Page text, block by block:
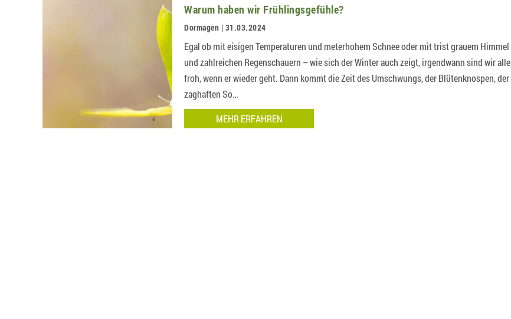
Warum haben wir Frühlingsgefühle?
Dormagen | 31.03.2024
Egal ob mit eisigen Temperaturen und meterhohem Schnee oder mit trist grauem Himmel
und zahlreichen Regenschauern – wie sich der Winter auch zeigt, irgendwann sind wir alle
froh, wenn er wieder geht. Dann kommt die Zeit des Umschwungs, der Blütenknospen, der
zaghaften So…
MEHR ERFAHREN